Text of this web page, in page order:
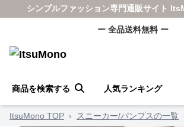
シンプルファッション専門通販サイト
ー 全品送料無料 ー
商品を検索する 人気ランキング
ItsuMono TOP › スニーカー/パンプスの一覧